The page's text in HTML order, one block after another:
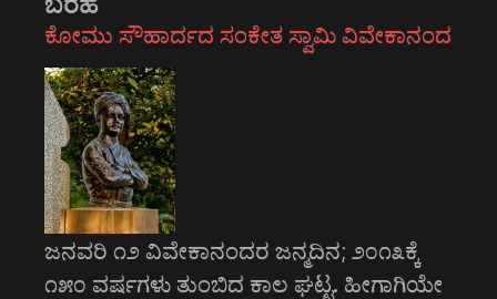
ಕೋಮು ಸೌಹಾರ್ದದ ಸಂಕೇತ ಸ್ವಾಮಿ ವಿವೇಕಾನಂದ
ಜನವರಿ ೧೨ ವಿವೇಕಾನಂದರ ಜನ್ಮದಿನ; ೨೦೧೩ಕ್ಕೆ
೧೫೦ ವರ್ಷಗಳು ತುಂಬಿದ ಕಾಲ ಘಟ್ಟ. ಹೀಗಾಗಿಯೇ